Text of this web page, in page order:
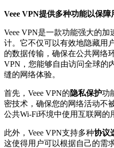
Veee VPN提供多种功能以保障
Veee VPN是一款功能强大的
计。它不仅可以有效地隐藏用
的数据传输，确保在公共网络
VPN，您能够自由访问全球的
缝的网络体验。
首先，Veee VPN的隐私保护功
密技术，确保您的网络活动不
公共Wi-Fi环境中使用互联网的
此外，Veee VPN支持多种协议
这使得用户可以根据自己的需